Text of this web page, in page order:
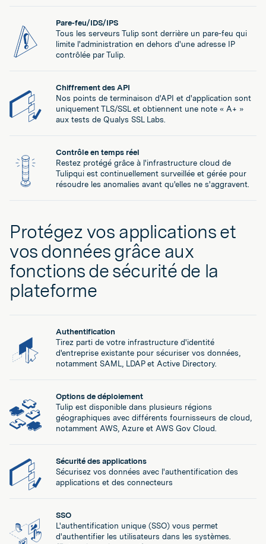
Pare-feu/IDS/IPS
Tous les serveurs Tulip sont derrière un pare-feu qui
limite l'administration en dehors d'une adresse IP
contrôlée par Tulip.
Chiffrement des API
Nos points de terminaison d'API et d'application sont
uniquement TLS/SSL et obtiennent une note « A+ »
aux tests de Qualys SSL Labs.
Contrôle en temps réel
Restez protégé grâce à l'infrastructure cloud de
Tulipqui est continuellement surveillée et gérée pour
résoudre les anomalies avant qu'elles ne s'aggravent.
Protégez vos applications et
vos données grâce aux
fonctions de sécurité de la
plateforme
Authentification
Tirez parti de votre infrastructure d'identité
d'entreprise existante pour sécuriser vos données,
notamment SAML, LDAP et Active Directory.
Options de déploiement
Tulip est disponible dans plusieurs régions
géographiques avec différents fournisseurs de cloud,
notamment AWS, Azure et AWS Gov Cloud.
Sécurité des applications
Sécurisez vos données avec l'authentification des
applications et des connecteurs
SSO
L'authentification unique (SSO) vous permet
d'authentifier les utilisateurs dans les systèmes.